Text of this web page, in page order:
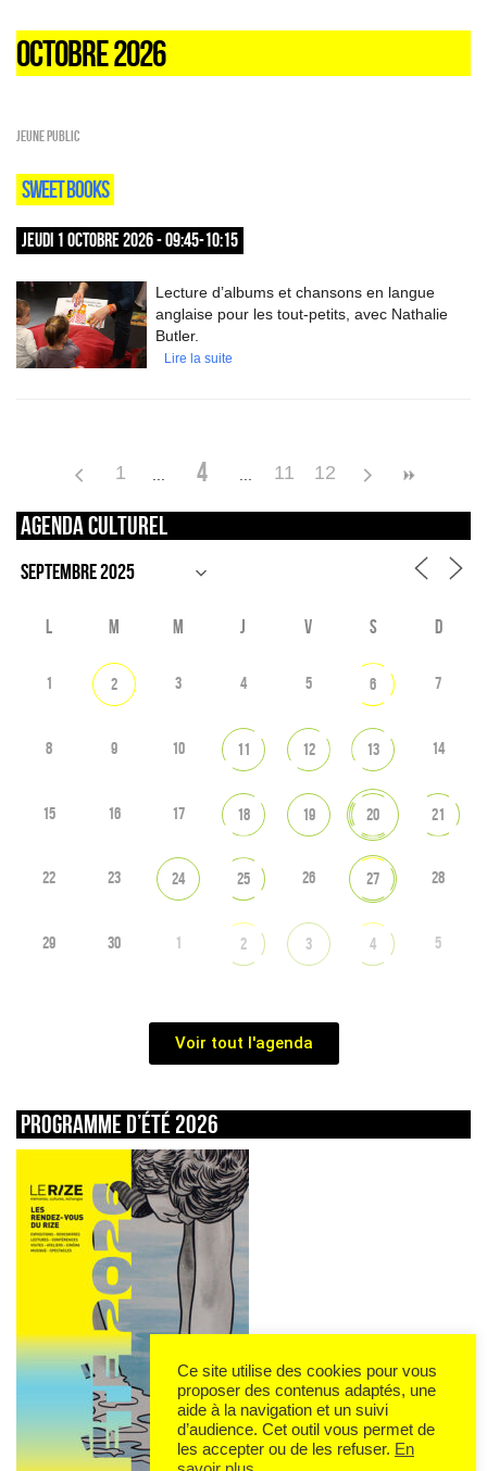
OCTOBRE 2026
Jeune public
SWEET BOOKS
JEUDI 1 OCTOBRE 2026 - 09:45-10:15
Lecture d’albums et chansons en langue
anglaise pour les tout-petits, avec Nathalie
Butler.
Lire la suite
1 4 11 12
Agenda culturel
L M M J V S D
1 2 3 4 5 6 7
8 9 10 11 12 13 14
15 16 17 18 19 20 21
22 23 24 25 26 27 28
29 30 1 2 3 4 5
Voir tout l'agenda
Programme d’été 2026
Ce site utilise des cookies pour vous
proposer des contenus adaptés, une
aide à la navigation et un suivi
d’audience. Cet outil vous permet de
les accepter ou de les refuser. En